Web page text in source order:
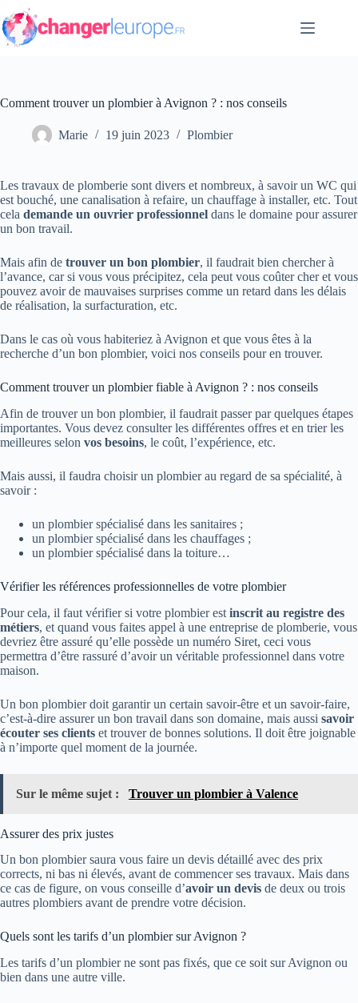
Passer
au
contenu
Comment trouver un plombier à Avignon ? : nos conseils
Marie 19 juin 2023 Plombier
Les travaux de plomberie sont divers et nombreux, à savoir un WC qui
est bouché, une canalisation à refaire, un chauffage à installer, etc. Tout
cela demande un ouvrier professionnel dans le domaine pour assurer
un bon travail.
Mais afin de trouver un bon plombier, il faudrait bien chercher à
l’avance, car si vous vous précipitez, cela peut vous coûter cher et vous
pouvez avoir de mauvaises surprises comme un retard dans les délais
de réalisation, la surfacturation, etc.
Dans le cas où vous habiteriez à Avignon et que vous êtes à la
recherche d’un bon plombier, voici nos conseils pour en trouver.
Comment trouver un plombier fiable à Avignon ? : nos conseils
Afin de trouver un bon plombier, il faudrait passer par quelques étapes
importantes. Vous devez consulter les différentes offres et en trier les
meilleures selon vos besoins, le coût, l’expérience, etc.
Mais aussi, il faudra choisir un plombier au regard de sa spécialité, à
savoir :
un plombier spécialisé dans les sanitaires ;
un plombier spécialisé dans les chauffages ;
un plombier spécialisé dans la toiture…
Vérifier les références professionnelles de votre plombier
Pour cela, il faut vérifier si votre plombier est inscrit au registre des
métiers, et quand vous faites appel à une entreprise de plomberie, vous
devriez être assuré qu’elle possède un numéro Siret, ceci vous
permettra d’être rassuré d’avoir un véritable professionnel dans votre
maison.
Un bon plombier doit garantir un certain savoir-être et un savoir-faire,
c’est-à-dire assurer un bon travail dans son domaine, mais aussi savoir
écouter ses clients et trouver de bonnes solutions. Il doit être joignable
à n’importe quel moment de la journée.
Sur le même sujet : Trouver un plombier à Valence
Assurer des prix justes
Un bon plombier saura vous faire un devis détaillé avec des prix
corrects, ni bas ni élevés, avant de commencer ses travaux. Mais dans
ce cas de figure, on vous conseille d’avoir un devis de deux ou trois
autres plombiers avant de prendre votre décision.
Quels sont les tarifs d’un plombier sur Avignon ?
Les tarifs d’un plombier ne sont pas fixés, que ce soit sur Avignon ou
bien dans une autre ville.